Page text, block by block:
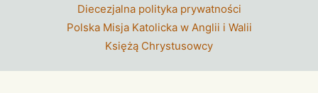
Diecezjalna polityka prywatności
Polska Misja Katolicka w Anglii i Walii
Księżą Chrystusowcy